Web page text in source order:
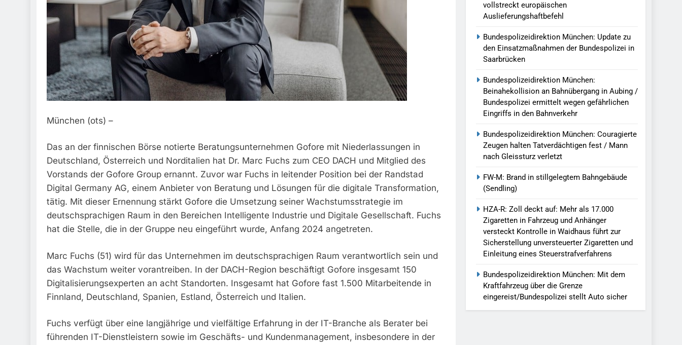
München (ots) –
Das an der finnischen Börse notierte Beratungsunternehmen Gofore mit Niederlassungen in
Deutschland, Österreich und Norditalien hat Dr. Marc Fuchs zum CEO DACH und Mitglied des
Vorstands der Gofore Group ernannt. Zuvor war Fuchs in leitender Position bei der Randstad
Digital Germany AG, einem Anbieter von Beratung und Lösungen für die digitale Transformation,
tätig. Mit dieser Ernennung stärkt Gofore die Umsetzung seiner Wachstumsstrategie im
deutschsprachigen Raum in den Bereichen Intelligente Industrie und Digitale Gesellschaft. Fuchs
hat die Stelle, die in der Gruppe neu eingeführt wurde, Anfang 2024 angetreten.
Marc Fuchs (51) wird für das Unternehmen im deutschsprachigen Raum verantwortlich sein und
das Wachstum weiter vorantreiben. In der DACH-Region beschäftigt Gofore insgesamt 150
Digitalisierungsexperten an acht Standorten. Insgesamt hat Gofore fast 1.500 Mitarbeitende in
Finnland, Deutschland, Spanien, Estland, Österreich und Italien.
Fuchs verfügt über eine langjährige und vielfältige Erfahrung in der IT-Branche als Berater bei
führenden IT-Dienstleistern sowie im Geschäfts- und Kundenmanagement, insbesondere in der
vollstreckt europäischen
Auslieferungshaftbefehl
Bundespolizeidirektion München: Update zu
den Einsatzmaßnahmen der Bundespolizei in
Saarbrücken
Bundespolizeidirektion München:
Beinahekollision an Bahnübergang in Aubing /
Bundespolizei ermittelt wegen gefährlichen
Eingriffs in den Bahnverkehr
Bundespolizeidirektion München: Couragierte
Zeugen halten Tatverdächtigen fest / Mann
nach Gleissturz verletzt
FW-M: Brand in stillgelegtem Bahngebäude
(Sendling)
HZA-R: Zoll deckt auf: Mehr als 17.000
Zigaretten in Fahrzeug und Anhänger
versteckt Kontrolle in Waidhaus führt zur
Sicherstellung unversteuerter Zigaretten und
Einleitung eines Steuerstrafverfahrens
Bundespolizeidirektion München: Mit dem
Kraftfahrzeug über die Grenze
eingereist/Bundespolizei stellt Auto sicher